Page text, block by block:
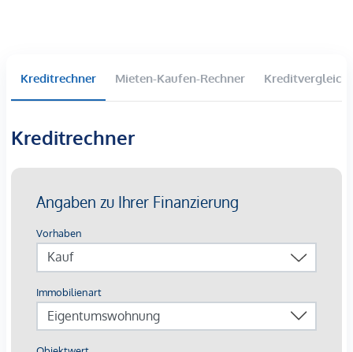
einer hervorragenden Infrastruktur mit U-Bahn und S-Bahn
Donaukanal. Schulen und Kindergärten befinden sich in
unmittelbarer Nähe und für sportlich Aktive gibt es
zusätzlich zum Grünen Prater auch zahlreiche Sportvereine.
zu einem harmonischen Lebensstil – Willkommen in
"Josephine"!
Öffentliche Verkehrsmittel:
U1 Station Nestroyplatz
Straßenbahnlinie O
Buslinien 80A, N29, N81
Kreditrechner Mieten-Kaufen-Rechner Kreditvergleich
Kreditrechner